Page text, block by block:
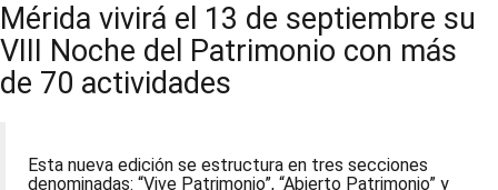
Mérida vivirá el 13 de septiembre su
VIII Noche del Patrimonio con más
de 70 actividades
Esta nueva edición se estructura en tres secciones
denominadas: “Vive Patrimonio”, “Abierto Patrimonio” y